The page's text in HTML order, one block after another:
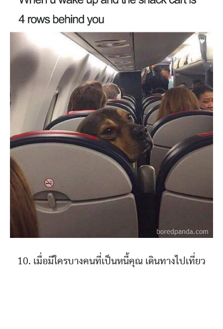
10. เมื่อมีใครบางคนที่เป็นหนี้คุณ เดินทางไปเที่ยว